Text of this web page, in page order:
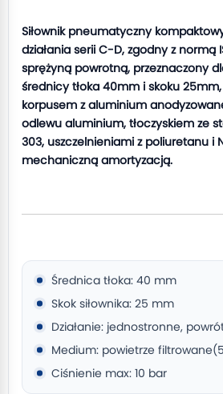
Siłownik pneumatyczny
działania serii C-D, zgodny z normą
sprężyną powrotną, przeznaczony
średnicy tłoka 40mm i skoku 25mm,
korpusem z aluminium
odlewu aluminium, tłoczyskiem ze
303, uszczelnieniami z poliuretanu i
mechaniczną amortyzacją.
Średnica tłoka: 40 mm
Skok siłownika: 25 mm
Działanie: jednostronne,
Medium: powietrze
Ciśnienie max: 10 bar